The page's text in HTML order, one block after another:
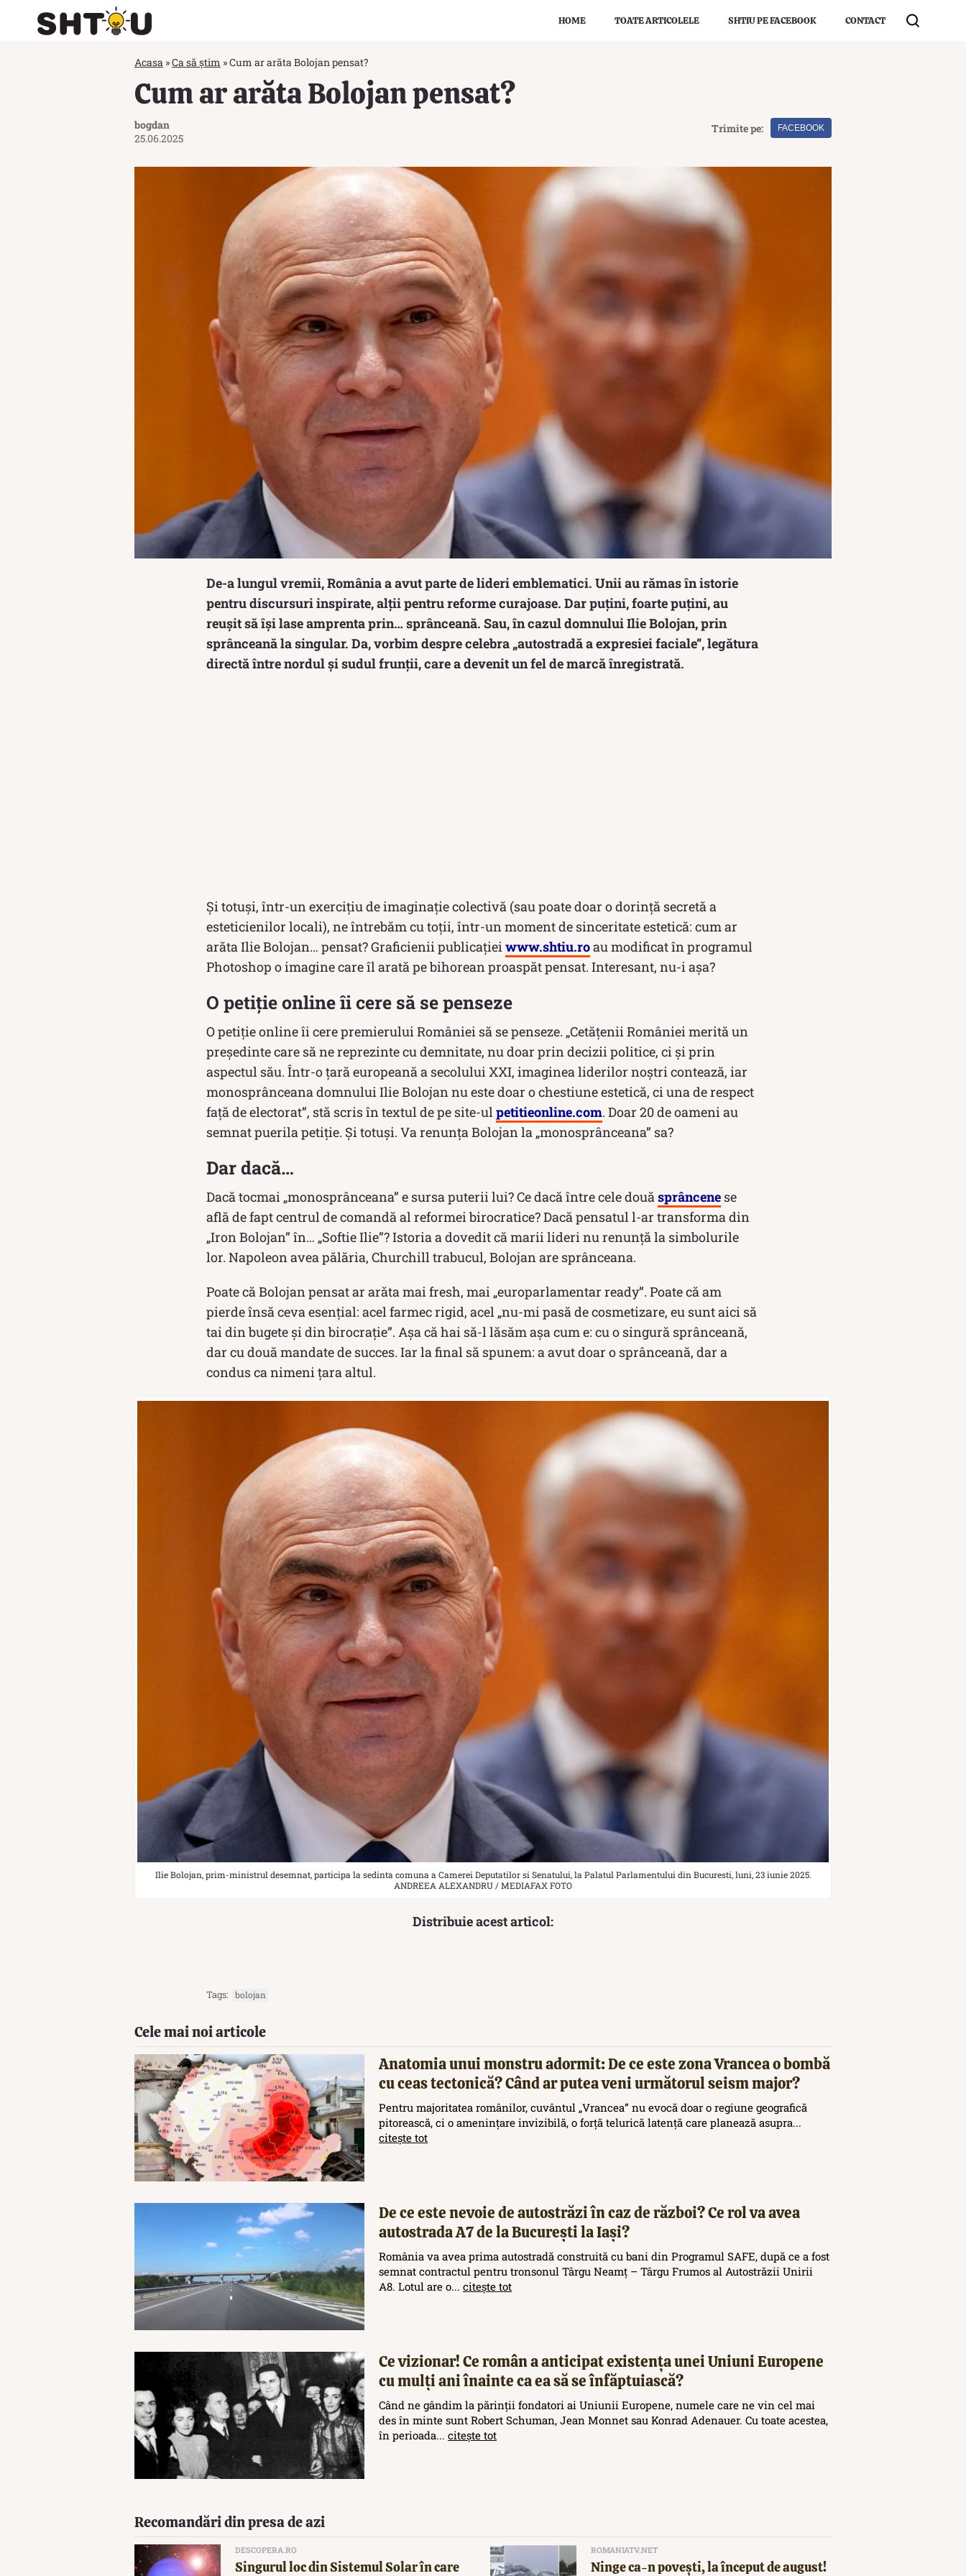
HOME TOATE ARTICOLELE SHTIU PE FACEBOOK CONTACT
Acasa »Ca să știm »Cum ar arăta Bolojan pensat?
Cum ar arăta Bolojan pensat?
bogdan
25.06.2025
Trimite pe: FACEBOOK
De-a lungul vremii, România a avut parte de lideri emblematici. Unii au rămas în istorie
pentru discursuri inspirate, alții pentru reforme curajoase. Dar puțini, foarte puțini, au
reușit să își lase amprenta prin… sprânceană. Sau, în cazul domnului Ilie Bolojan, prin
sprânceană la singular. Da, vorbim despre celebra „autostradă a expresiei faciale”, legătura
directă între nordul și sudul frunții, care a devenit un fel de marcă înregistrată.
Și totuși, într-un exercițiu de imaginație colectivă (sau poate doar o dorință secretă a
esteticienilor locali), ne întrebăm cu toții, într-un moment de sinceritate estetică: cum ar
arăta Ilie Bolojan… pensat? Graficienii publicațieiwww.shtiu.roau modificat în programul
Photoshop o imagine care îl arată pe bihorean proaspăt pensat. Interesant, nu-i așa?
O petiție online îi cere să se penseze
O petiție online îi cere premierului României să se penseze. „Cetățenii României merită un
președinte care să ne reprezinte cu demnitate, nu doar prin decizii politice, ci și prin
aspectul său. Într-o țară europeană a secolului XXI, imaginea liderilor noștri contează, iar
monosprânceana domnului Ilie Bolojan nu este doar o chestiune estetică, ci una de respect
față de electorat”, stă scris în textul de pe site-ulpetitieonline.com. Doar 20 de oameni au
semnat puerila petiție. Și totuși. Va renunța Bolojan la „monosprânceana” sa?
Dar dacă…
Dacă tocmai „monosprânceana” e sursa puterii lui? Ce dacă între cele douăsprâncene se
află de fapt centrul de comandă al reformei birocratice? Dacă pensatul l-ar transforma din
„Iron Bolojan” în… „Softie Ilie”? Istoria a dovedit că marii lideri nu renunță la simbolurile
lor. Napoleon avea pălăria, Churchill trabucul, Bolojan are sprânceana.
Poate că Bolojan pensat ar arăta mai fresh, mai „europarlamentar ready”. Poate că am
pierde însă ceva esențial: acel farmec rigid, acel „nu-mi pasă de cosmetizare, eu sunt aici să
tai din bugete și din birocrație”. Așa că hai să-l lăsăm așa cum e: cu o singură sprânceană,
dar cu două mandate de succes. Iar la final să spunem: a avut doar o sprânceană, dar a
condus ca nimeni țara altul.
Ilie Bolojan, prim-ministrul desemnat, participa la sedinta comuna a Camerei Deputatilor si Senatului, la Palatul Parlamentului din Bucuresti, luni, 23 iunie 2025.
ANDREEA ALEXANDRU / MEDIAFAX FOTO
Distribuie acest articol:
Tags: bolojan
Cele mai noi articole
Anatomia unui monstru adormit: De ce este zona Vrancea o bombă
cu ceas tectonică? Când ar putea veni următorul seism major?
Pentru majoritatea românilor, cuvântul „Vrancea” nu evocă doar o regiune geografică
pitorească, ci o amenințare invizibilă, o forță telurică latență care planează asupra...
citește tot
De ce este nevoie de autostrăzi în caz de război? Ce rol va avea
autostrada A7 de la București la Iași?
România va avea prima autostradă construită cu bani din Programul SAFE, după ce a fost
semnat contractul pentru tronsonul Târgu Neamț – Târgu Frumos al Autostrăzii Unirii
A8. Lotul are o... citește tot
Ce vizionar! Ce român a anticipat existența unei Uniuni Europene
cu mulți ani înainte ca ea să se înfăptuiască?
Când ne gândim la părinții fondatori ai Uniunii Europene, numele care ne vin cel mai
des în minte sunt Robert Schuman, Jean Monnet sau Konrad Adenauer. Cu toate acestea,
în perioada... citește tot
Recomandări din presa de azi
DESCOPERA.RO
Singurul loc din Sistemul Solar în care
ROMANIATV.NET
Ninge ca-n povești, la început de august!